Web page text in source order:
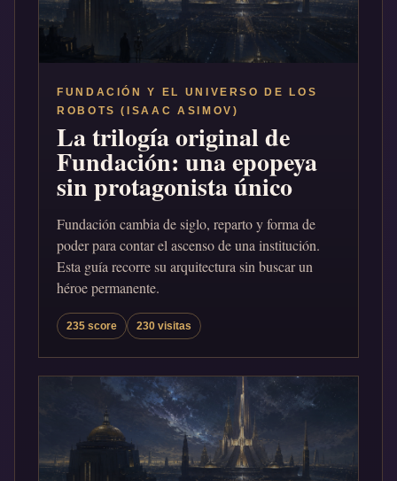
FUNDACIÓN Y EL UNIVERSO DE LOS
ROBOTS (ISAAC ASIMOV)
La trilogía original de
Fundación: una epopeya
sin protagonista único
Fundación cambia de siglo, reparto y forma de
poder para contar el ascenso de una institución.
Esta guía recorre su arquitectura sin buscar un
héroe permanente.
235 score 230 visitas